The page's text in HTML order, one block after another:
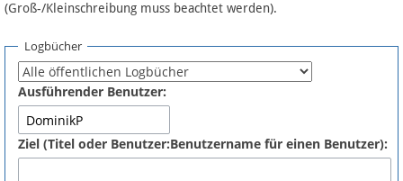
Fördermitglied werden
Fehler melden
(Groß-/Kleinschreibung muss beachtet werden).
Logbücher
Ausführender Benutzer:
Ziel (Titel oder Benutzer:Benutzername für einen Benutzer):